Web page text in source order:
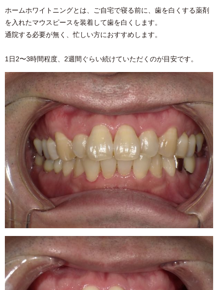
ホームホワイトニングとは、ご⾃宅で寝る前に、⻭を⽩くする薬剤
を⼊れたマウスピースを装着して⻭を⽩くします。
通院する必要が無く、忙しい⽅におすすめします。
1⽇2〜3時間程度、2週間ぐらい続けていただくのが⽬安です。